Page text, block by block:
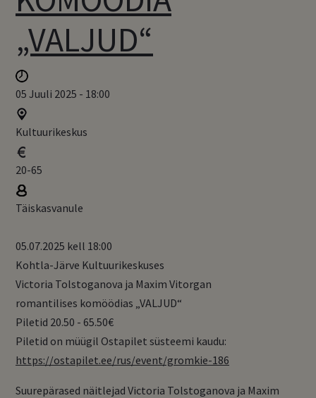
„VALJUD“
05 Juuli 2025 - 18:00
Kultuurikeskus
20-65
Täiskasvanule
05.07.2025 kell 18:00
Kohtla-Järve Kultuurikeskuses
Victoria Tolstoganova ja Maxim Vitorgan
romantilises komöödias „VALJUD“
Piletid 20.50 - 65.50€
Piletid on müügil Ostapilet süsteemi kaudu:
https://ostapilet.ee/rus/event/gromkie-186
Suurepärased näitlejad Victoria Tolstoganova ja Maxim